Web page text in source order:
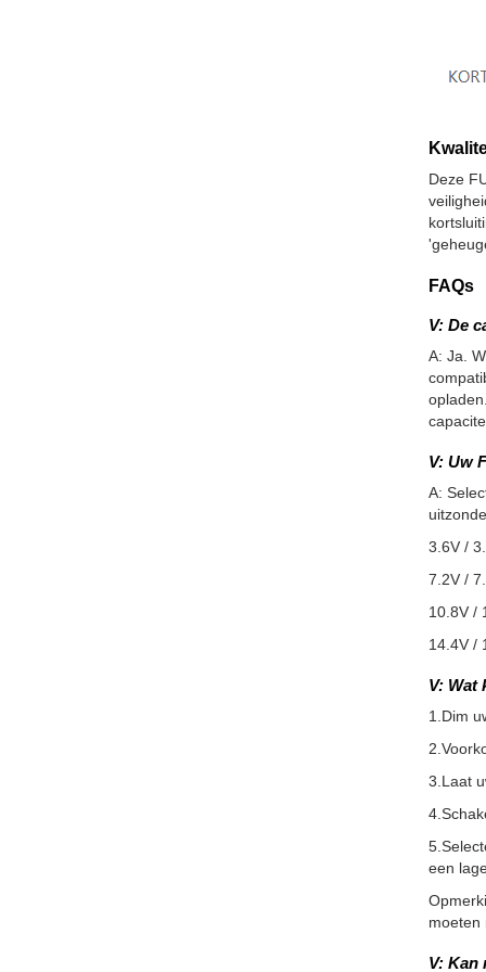
Deze
FAQs
V: De
A: Ja.
V: Uw
A:
3.6V /
7.2V /
10.8V /
14.4V /
V: Wat
1.Dim
3.Laat
een
moeten
V: Kan